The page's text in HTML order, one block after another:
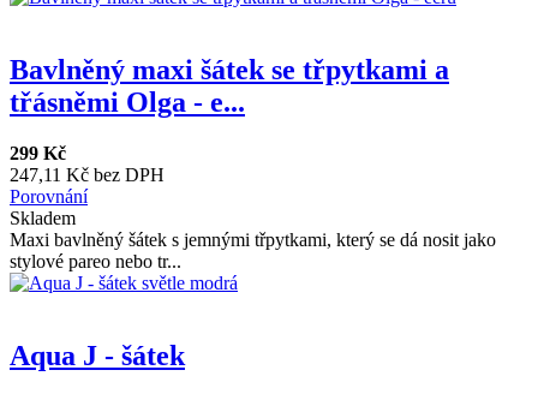
Bavlněný maxi šátek se třpytkami a
třásněmi Olga - e...
299 Kč
247,11 Kč bez DPH
Porovnání
Skladem
Maxi bavlněný šátek s jemnými třpytkami, který se dá nosit jako
stylové pareo nebo tr...
Aqua J - šátek